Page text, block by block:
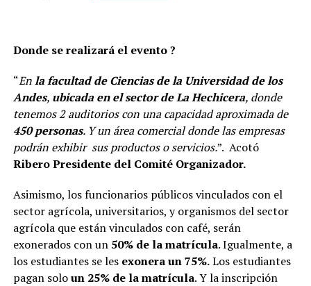
Donde se realizará el evento ?
“Enla facultad de Ciencias de la Universidad de los
Andes, ubicada en el sector de La Hechicera, donde
tenemos 2 auditorios con una capacidad aproximada de
450 personas. Y un área comercial donde las empresas
podrán exhibir sus productos o servicios.”. Acotó
Ribero Presidente del Comité Organizador.
Asimismo, los funcionarios públicos vinculados con el
sector agrícola, universitarios, y organismos del sector
agrícola que están vinculados con café, serán
exonerados con un 50% de la matrícula. Igualmente, a
los estudiantes se les exonera un 75%.Los estudiantes
pagan soloun 25% de la matrícula. Y la inscripción